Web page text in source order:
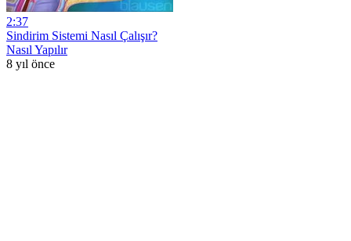
2:37
Sindirim Sistemi Nasıl Çalışır?
Nasıl Yapılır
8 yıl önce